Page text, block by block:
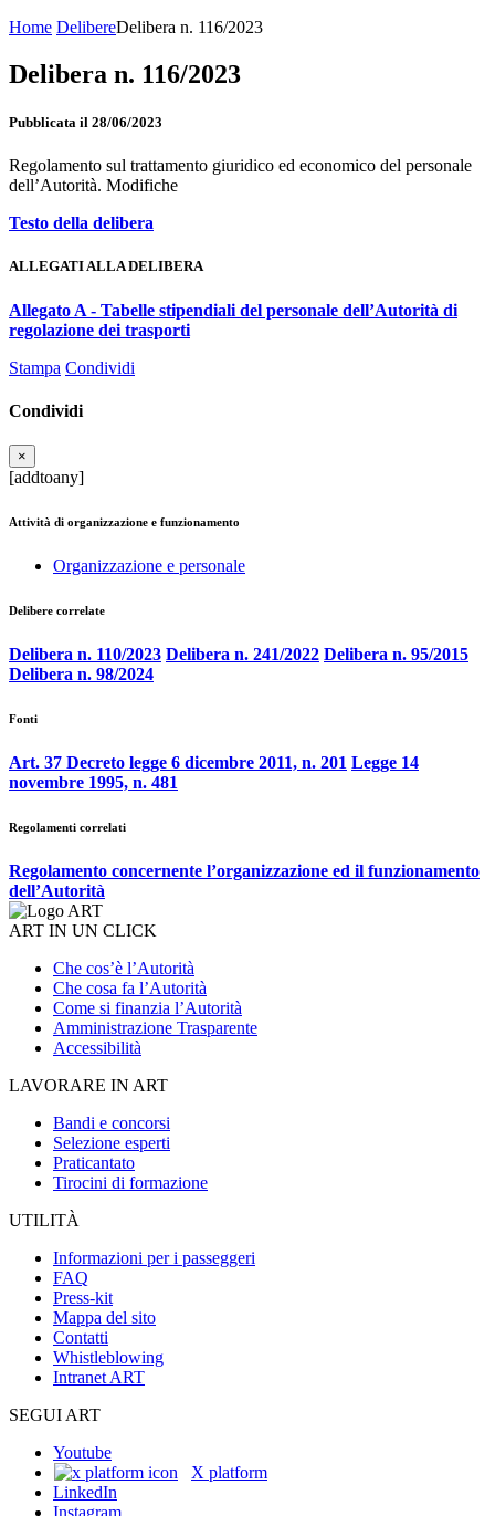
Home DelibereDelibera n. 116/2023
Delibera n. 116/2023
Pubblicata il 28/06/2023
Regolamento sul trattamento giuridico ed economico del personale
dell’Autorità. Modifiche
Testo della delibera
ALLEGATI ALLA DELIBERA
Allegato A - Tabelle stipendiali del personale dell’Autorità di
regolazione dei trasporti
Stampa Condividi
Condividi
×
[addtoany]
Attività di organizzazione e funzionamento
Organizzazione e personale
Delibere correlate
Delibera n. 110/2023 Delibera n. 241/2022 Delibera n. 95/2015
Delibera n. 98/2024
Fonti
Art. 37 Decreto legge 6 dicembre 2011, n. 201 Legge 14
novembre 1995, n. 481
Regolamenti correlati
Regolamento concernente l’organizzazione ed il funzionamento
dell’Autorità
ART IN UN CLICK
Che cos’è l’Autorità
Che cosa fa l’Autorità
Come si finanzia l’Autorità
Amministrazione Trasparente
Accessibilità
LAVORARE IN ART
Bandi e concorsi
Selezione esperti
Praticantato
Tirocini di formazione
UTILITÀ
Informazioni per i passeggeri
FAQ
Press-kit
Mappa del sito
Contatti
Whistleblowing
Intranet ART
SEGUI ART
Youtube
X platform
LinkedIn
Instagram